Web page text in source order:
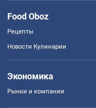
Food Oboz
Рецепты
Новости Кулинарии
Экономика
Рынки и компании